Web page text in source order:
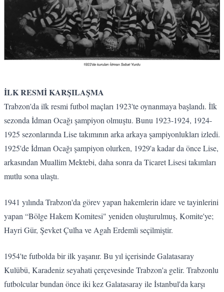
İLK RESMİ KARŞILAŞMA
Trabzon'da ilk resmi futbol maçları 1923'te oynanmaya başlandı. İlk
sezonda İdman Ocağı şampiyon olmuştu. Bunu 1923-1924, 1924-
1925 sezonlarında Lise takımının arka arkaya şampiyonlukları izledi.
1925'de İdman Ocağı şampiyon olurken, 1929'a kadar da önce Lise,
arkasından Muallim Mektebi, daha sonra da Ticaret Lisesi takımları
mutlu sona ulaştı.
1941 yılında Trabzon'da görev yapan hakemlerin idare ve tayinlerini
yapan “Bölge Hakem Komitesi" yeniden oluşturulmuş, Komite'ye;
Hayri Gür, Şevket Çulha ve Agah Erdemli seçilmiştir.
1954'te futbolda bir ilk yaşanır. Bu yıl içerisinde Galatasaray
Kulübü, Karadeniz seyahati çerçevesinde Trabzon'a gelir. Trabzonlu
futbolcular bundan önce iki kez Galatasaray ile İstanbul'da karşı